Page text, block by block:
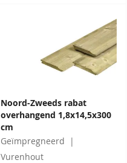
Noord-Zweeds rabat
overhangend 1,8x14,5x300
cm
Geïmpregneerd
Vurenhout